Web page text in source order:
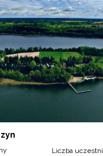
Liczba